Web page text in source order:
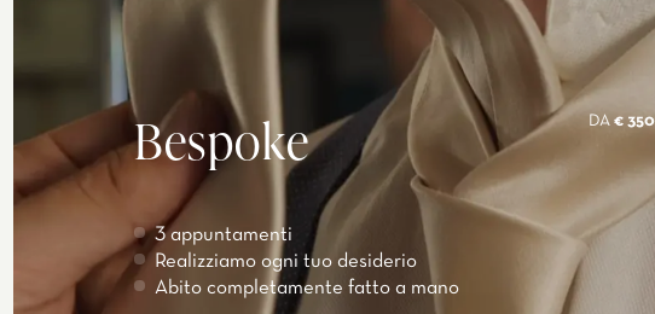
Bespoke DA €
3 appuntamenti
Realizziamo ogni tuo desiderio
Abito completamente fatto a mano